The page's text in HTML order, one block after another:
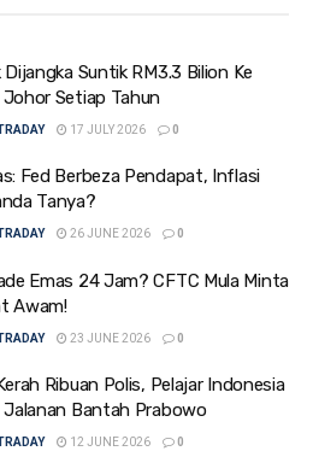
Dijangka Suntik RM3.3 Bilion Ke
Johor Setiap Tahun
17 JULY 2026 0
Fed Berbeza Pendapat, Inflasi
Tanya?
26 JUNE 2026 0
Emas 24 Jam? CFTC Mula Minta
Awam!
23 JUNE 2026 0
Ribuan Polis, Pelajar Indonesia
Jalanan Bantah Prabowo
12 JUNE 2026 0